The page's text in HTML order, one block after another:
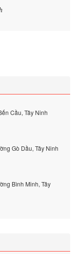
Cầu, Tây Ninh
Gò Dầu, Tây Ninh
Bình Minh, Tây